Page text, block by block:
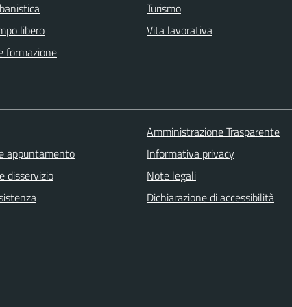
libero
formazione
Turismo
Vita lavorativa
appuntamento
disservizio
Amministrazione Trasparente
Informativa privacy
Note legali
Dichiarazione di accessibilità